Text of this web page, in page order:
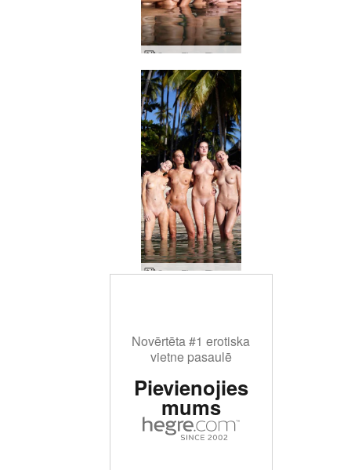
Coxy Flora Thea Zaika 4 dīvas
Coxy Flora Thea Zaika slapji ķermeņi
Novērtēta #1 erotiska
vietne pasaulē
Pievienojies
mums